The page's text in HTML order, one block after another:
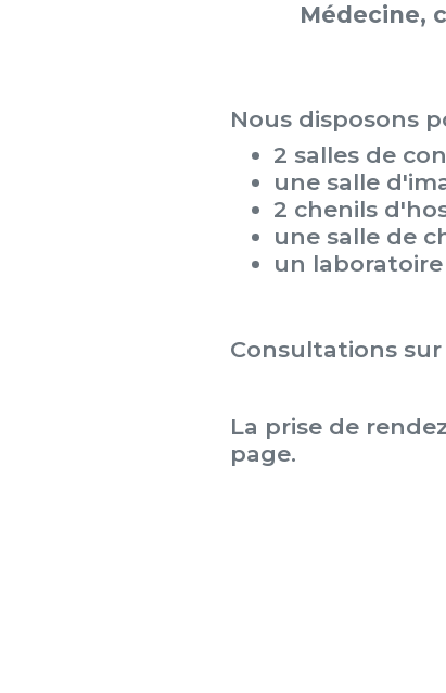
Médecine,
Nous disposons
2 salles de
une salle
2 chenils
une salle de
un
Consultations
La prise de
page.